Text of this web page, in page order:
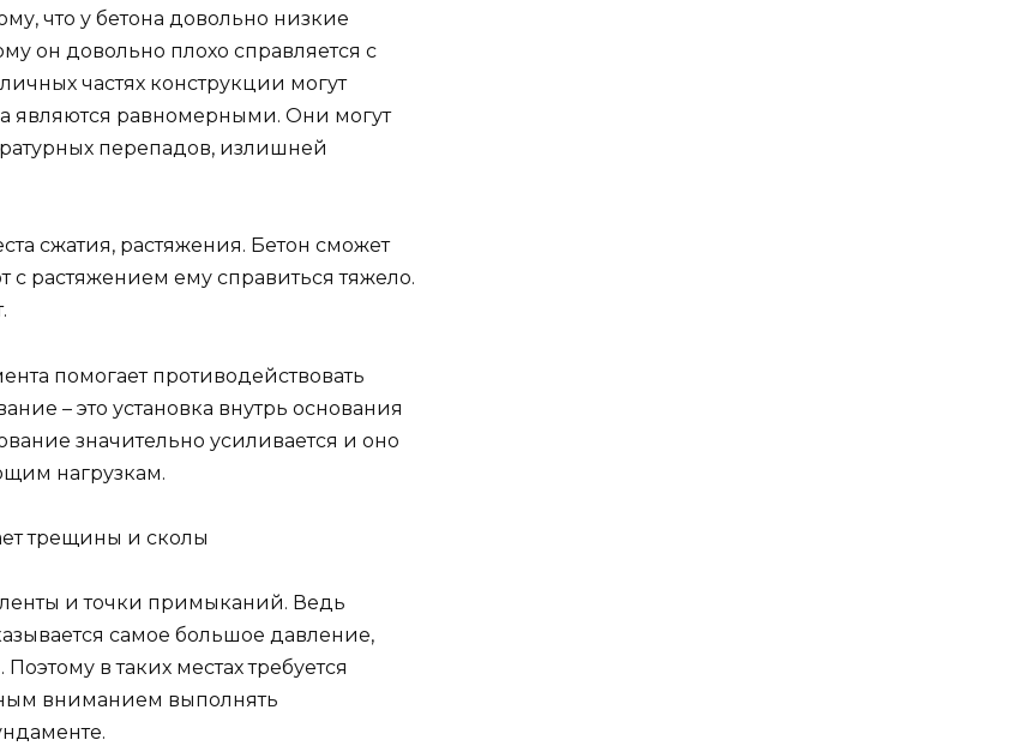
что у бетона довольно низкие
он довольно плохо справляется с
частях конструкции могут
являются равномерными. Они могут
перепадов, излишней
сжатия, растяжения. Бетон сможет
с растяжением ему справиться тяжело.
помогает противодействовать
– это установка внутрь основания
значительно усиливается и оно
нагрузкам.
и точки примыканий. Ведь
самое большое давление,
в таких местах требуется
вниманием выполнять